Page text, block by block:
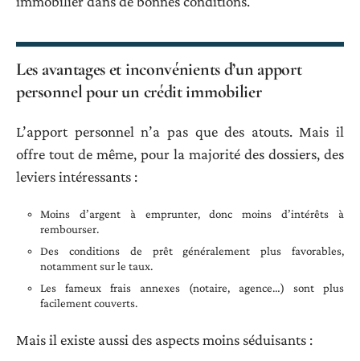
Les avantages et inconvénients d’un apport
personnel pour un crédit immobilier
L’apport personnel n’a pas que des atouts. Mais il
offre tout de même, pour la majorité des dossiers, des
leviers intéressants :
Moins d’argent à emprunter, donc moins d’intérêts à
rembourser.
Des conditions de prêt généralement plus favorables,
notamment sur le taux.
Les fameux frais annexes (notaire, agence…) sont plus
facilement couverts.
Mais il existe aussi des aspects moins séduisants :